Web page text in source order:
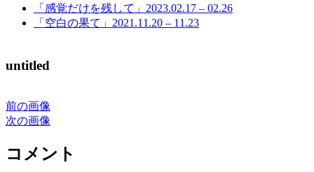
「感覚だけを残して」2023.02.17 – 02.26
「空白の果て」2021.11.20 – 11.23
untitled
前の画像
次の画像
コメント